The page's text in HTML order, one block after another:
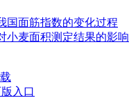
国面筋指数的变化过程
小麦面积测定结果的影响
入口